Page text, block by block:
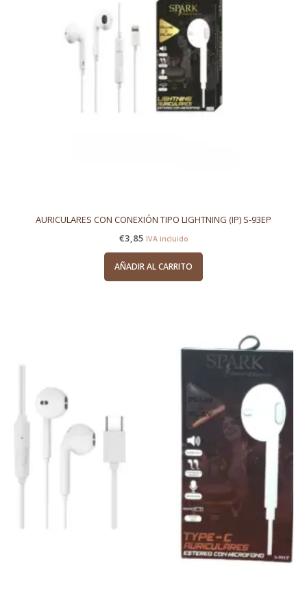
AURICULARES CON CONEXIÓN TIPO LIGHTNING (IP) S-93EP
€3,85 IVA incluido
AÑADIR AL CARRITO